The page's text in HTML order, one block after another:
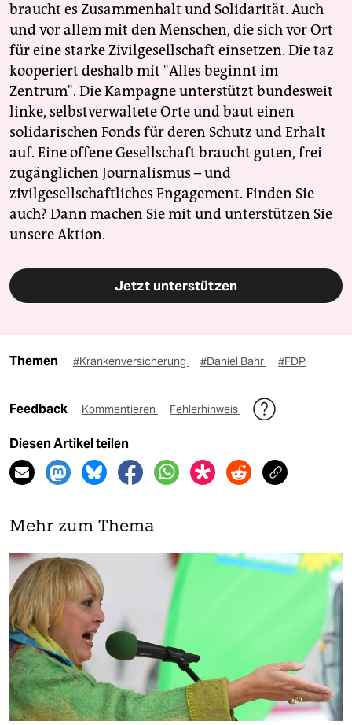
braucht es Zusammenhalt und Solidarität. Auch
und vor allem mit den Menschen, die sich vor Ort
für eine starke Zivilgesellschaft einsetzen. Die taz
kooperiert deshalb mit "Alles beginnt im
Zentrum". Die Kampagne unterstützt bundesweit
linke, selbstverwaltete Orte und baut einen
solidarischen Fonds für deren Schutz und Erhalt
auf. Eine offene Gesellschaft braucht guten, frei
zugänglichen Journalismus – und
zivilgesellschaftliches Engagement. Finden Sie
auch? Dann machen Sie mit und unterstützen Sie
unsere Aktion.
Jetzt unterstützen
Themen #Krankenversicherung #Daniel Bahr #FDP
Feedback Kommentieren Fehlerhinweis
Diesen Artikel teilen
Mehr zum Thema